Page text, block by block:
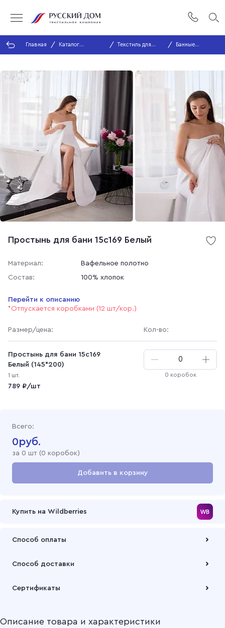
Главная
Каталог
продукции
Текстиль для
ванной
Банные
простыни
Простынь для бани 15с169 Белый
Материал:
Вафельное полотно
Состав:
100% хлопок
Перейти к описанию
*Отпускается коробками (12 шт/кор.)
Размер/цена: Кол-во:
Простынь для бани 15с169
Белый (145*200)
1 шт.
789 ₽/шт
0 коробок
Всего:
0руб.
за 0 шт (0 коробок)
Добавить в корзину
Купить на Wildberries
Способ оплаты
Способ доставки
наших складов или через транспортную компанию на Ваш
Подробнее
Сертификаты
Описание товара и характеристики